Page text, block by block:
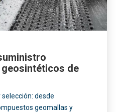
de
desde
geomallas y